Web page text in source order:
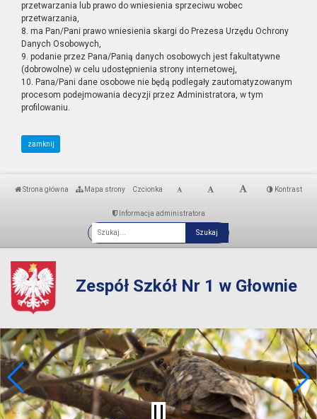
przetwarzania lub prawo do wniesienia sprzeciwu wobec
przetwarzania,
8. ma Pan/Pani prawo wniesienia skargi do Prezesa Urzędu Ochrony
Danych Osobowych,
9. podanie przez Pana/Panią danych osobowych jest fakultatywne
(dobrowolne) w celu udostępnienia strony internetowej,
10. Pana/Pani dane osobowe nie będą podlegały zautomatyzowanym
procesom podejmowania decyzji przez Administratora, w tym
profilowaniu.
zamknij
Strona główna Mapa strony Czcionka Kontrast
Informacja administratora
Fraza
Zespół Szkół Nr 1 w Głownie